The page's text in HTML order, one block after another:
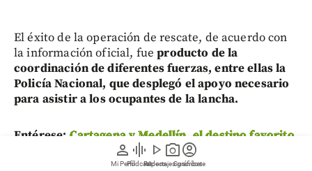
person
Mi Perfil
graphic_eq
Pódcast
play_arrow
Videos
photo_camera
Reportajes gráficos
account_circle
Suscríbete
El éxito de la operación de rescate, de acuerdo con
la información oficial, fueproducto de la
coordinación de diferentes fuerzas, entre ellas la
Policía Nacional, que desplegó el apoyo necesario
para asistir a los ocupantes de la lancha.
Entérese: Cartagena y Medellín, el destino favorito
de los futbolistas europeos al pasar vacaciones en